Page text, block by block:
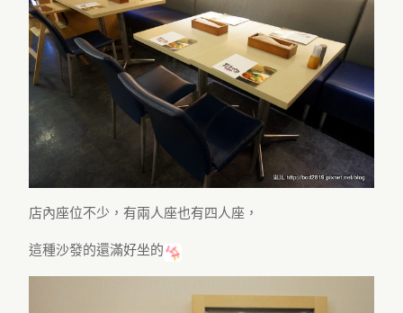
店內座位不少，有兩人座也有四人座，
這種沙發的還滿好坐的